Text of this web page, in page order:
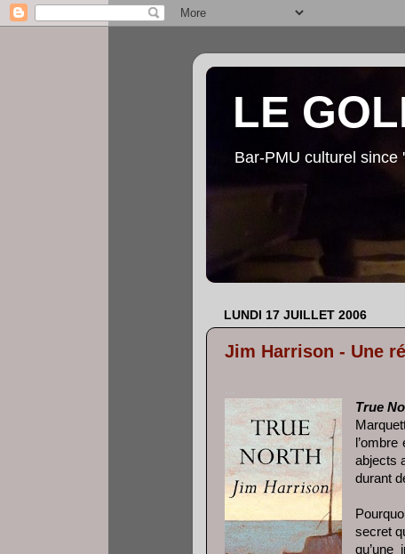
LE
Bar-PMU culturel since
LUNDI 17 JUILLET 2006
Jim Harrison - Une
True
abjects
durant
secret
qu’une